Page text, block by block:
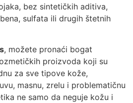
bez sintetičkih aditiva,
sulfata ili drugih štetnih
, možete pronaći bogat
proizvoda koji su
za sve tipove kože,
masnu, zrelu i problematičnu
ne samo da neguje kožu i